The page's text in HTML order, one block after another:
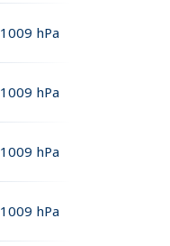
1009 hPa
1009 hPa
1009 hPa
1009 hPa